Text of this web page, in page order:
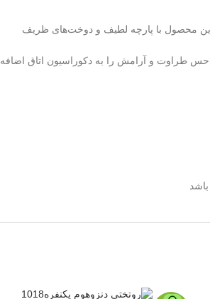
این محصول با پارچه لطیف و دوخت‌های ظریف
طراوت و آرامش را به دکوراسیون اتاق اضافه